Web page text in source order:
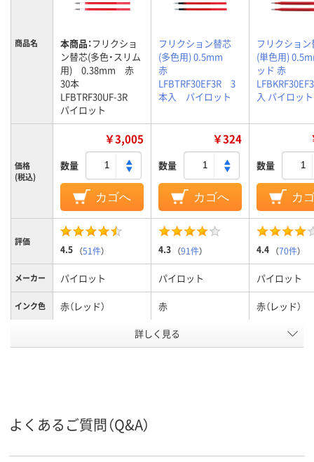
商品名 本商品：フリクショ
ン替芯(多色・スリム
用) 0.38mm 赤
30本
LFBTRF30UF-3R
パイロット
フリクション替芯
(多色用) 0.5mm
赤
LFBTRF30EF3R 3
本入 パイロット
フリクション
(単色用)
ッド 赤
入 パイロット
価格
(税込)
￥3,005
数量
カゴへ
￥324
数量
カゴへ
数量
カ
評価
4.5 （51件） 4.3 （91件） 4.4 （70件）
メーカー パイロット パイロット パイロット
インク色 赤（レッド） 赤 赤（レッド）
0.38mm、0.38ｍｍ 0.5mm 0.5mm、0.5
アスクル
詳しく見る
よくあるご質問（Q&A）